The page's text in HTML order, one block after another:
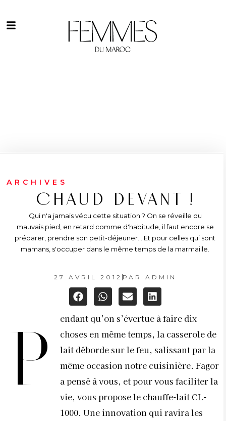
ARCHIVES
CHAUD DEVANT !
Qui n'a jamais vécu cette situation ? On se réveille du
mauvais pied, en retard comme d'habitude, il faut encore se
préparer, prendre son petit-déjeuner... Et pour celles qui sont
mamans, s'occuper dans le même temps de la marmaille.
27 AVRIL 2012 PAR ADMIN
P
endant qu’on s’évertue à faire dix
choses en même temps, la casserole de
lait déborde sur le feu, salissant par la
même occasion notre cuisinière. Fagor
a pensé à vous, et pour vous faciliter la
vie, vous propose le chauffe-lait CL-
1000. Une innovation qui ravira les